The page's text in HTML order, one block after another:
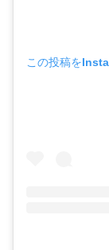
この投稿を